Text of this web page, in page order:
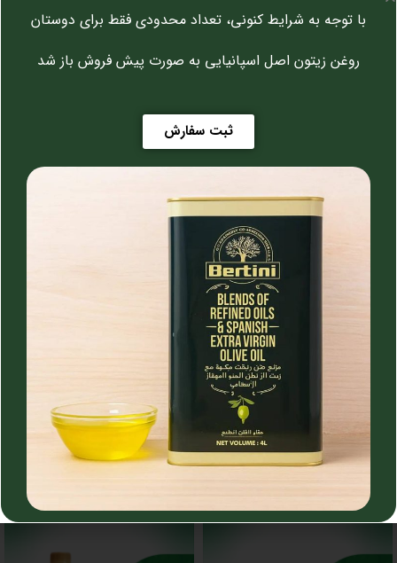
کمک به تنظیم خواب
تقویت حافظه و رفع فراموشی
نحوه مصرف توصیه شده:
شب‌ها قبل از خواب کمی به بالای لب خود
بمالید.(در هر زمان دیگر هم می‌توانید استفاده کنید)
افراد با مغز طبع گرم و خشک که اذیت می‌شوند، خیلی کمتر
با توجه به شرایط کنونی، تعداد محدودی فقط برای دوستان
روغن زیتون اصل اسپانیایی به صورت پیش فروش باز شد
ثبت سفارش